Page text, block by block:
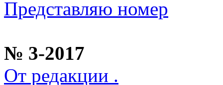
Представляю номер
№ 3-2017
От редакции .